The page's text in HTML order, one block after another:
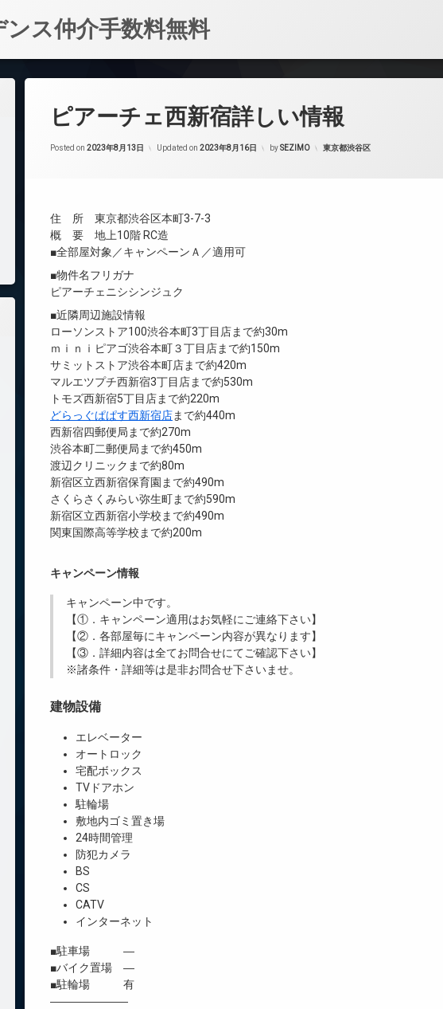
ス仲介手数料無料
ピアーチェ西新宿詳しい情報
Posted on 2023年8月13日 Updated on 2023年8月16日 bySEZIMO カテゴリー:
東京都渋谷区
住 所 東京都渋谷区本町3-7-3
概 要 地上10階 RC造
■全部屋対象／キャンペーンＡ／適用可
■物件名フリガナ
ピアーチェニシシンジュク
■近隣周辺施設情報
ローソンストア100渋谷本町3丁目店まで約30m
ｍｉｎｉピアゴ渋谷本町３丁目店まで約150m
サミットストア渋谷本町店まで約420m
マルエツプチ西新宿3丁目店まで約530m
トモズ西新宿5丁目店まで約220m
どらっぐぱぱす西新宿店まで約440m
西新宿四郵便局まで約270m
渋谷本町二郵便局まで約450m
渡辺クリニックまで約80m
新宿区立西新宿保育園まで約490m
さくらさくみらい弥生町まで約590m
新宿区立西新宿小学校まで約490m
関東国際高等学校まで約200m
キャンペーン情報
キャンペーン中です。
【①．キャンペーン適用はお気軽にご連絡下さい】
【②．各部屋毎にキャンペーン内容が異なります】
【③．詳細内容は全てお問合せにてご確認下さい】
※諸条件・詳細等は是非お問合せ下さいませ。
建物設備
エレベーター
オートロック
宅配ボックス
TVドアホン
駐輪場
敷地内ゴミ置き場
24時間管理
防犯カメラ
BS
CS
CATV
インターネット
■駐車場 ―
■バイク置場 ―
■駐輪場 有
―――――――